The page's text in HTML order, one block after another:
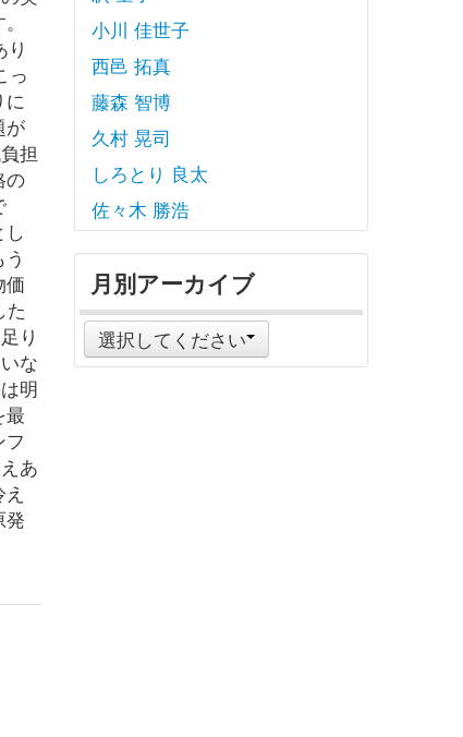
っ
に
が
担
の
価
た
り
な
明
最
あ
発
小川 佳世子
西邑 拓真
藤森 智博
久村 晃司
しろとり 良太
佐々木 勝浩
月別アーカイブ
選択してください